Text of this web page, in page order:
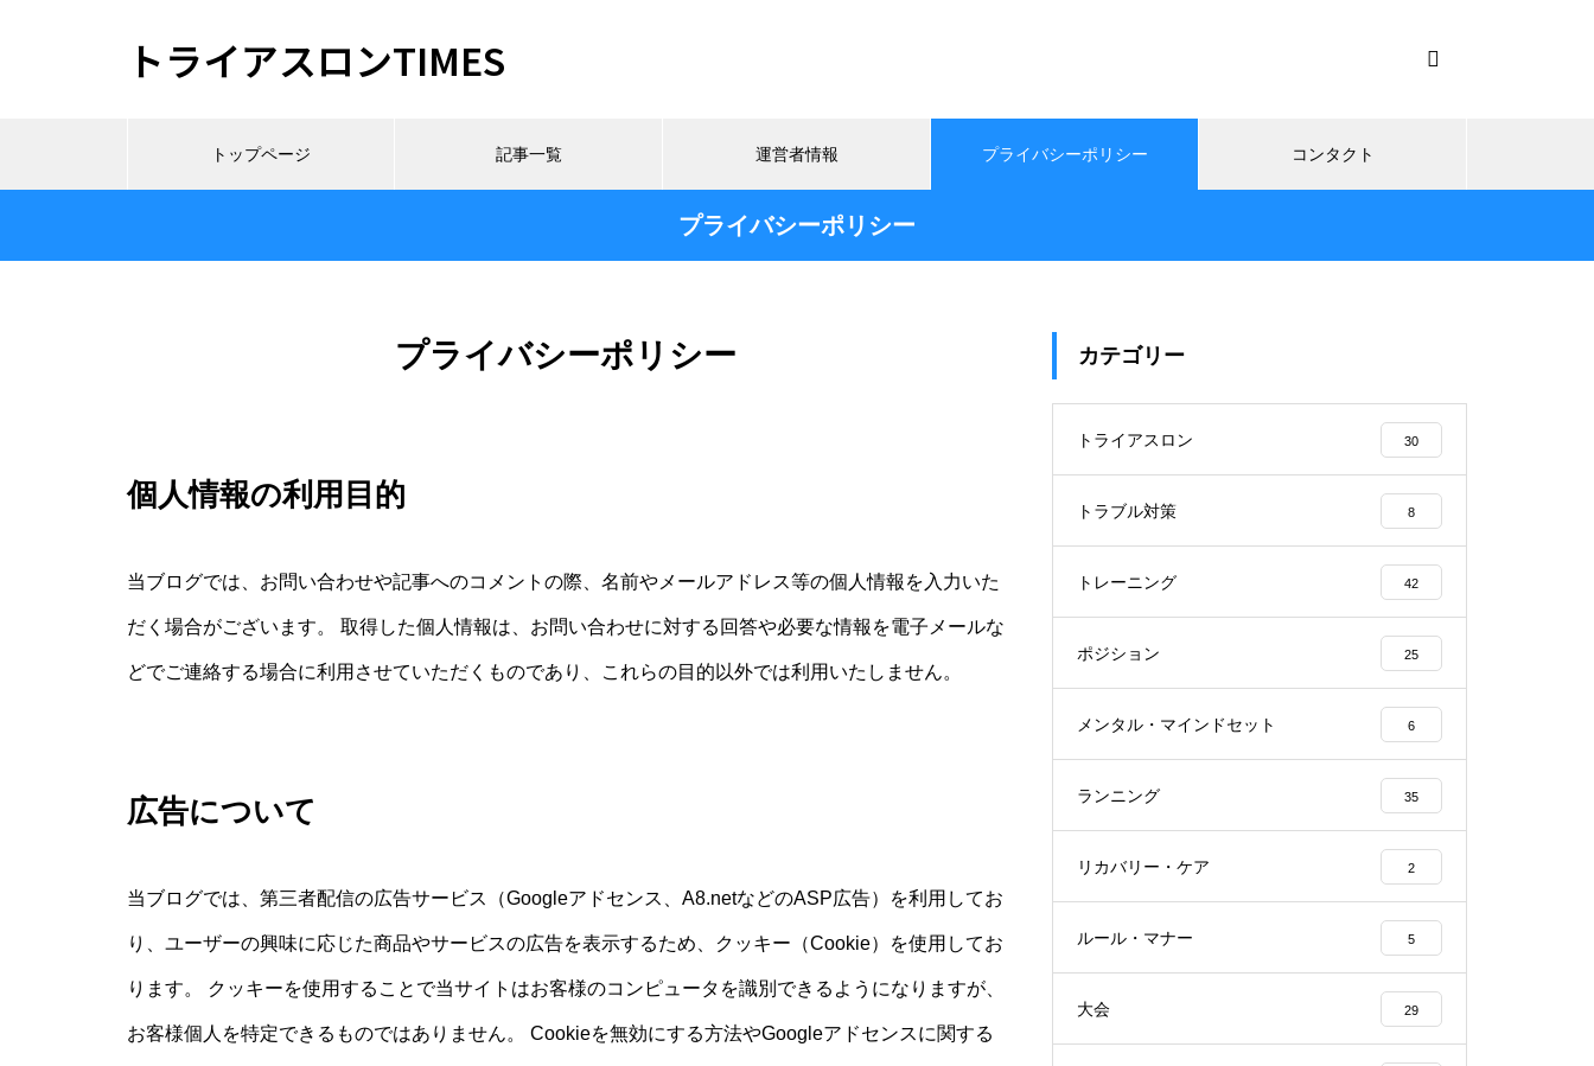
トライアスロンTIMES
トップページ 記事一覧 運営者情報 プライバシーポリシー コンタクト
プライバシーポリシー
プライバシーポリシー
個人情報の利用目的
当ブログでは、お問い合わせや記事へのコメントの際、名前やメールアドレス等の個人情報を入力いた
だく場合がございます。 取得した個人情報は、お問い合わせに対する回答や必要な情報を電子メールな
どでご連絡する場合に利用させていただくものであり、これらの目的以外では利用いたしません。
広告について
当ブログでは、第三者配信の広告サービス（Googleアドセンス、A8.netなどのASP広告）を利用してお
り、ユーザーの興味に応じた商品やサービスの広告を表示するため、クッキー（Cookie）を使用してお
ります。 クッキーを使用することで当サイトはお客様のコンピュータを識別できるようになりますが、
お客様個人を特定できるものではありません。 Cookieを無効にする方法やGoogleアドセンスに関する
カテゴリー
トライアスロン 30
トラブル対策 8
トレーニング 42
ポジション 25
メンタル・マインドセット 6
ランニング 35
リカバリー・ケア 2
ルール・マナー 5
大会 29